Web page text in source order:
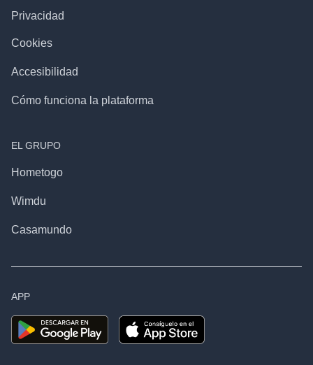
Privacidad
Cookies
Accesibilidad
Cómo funciona la plataforma
EL GRUPO
Hometogo
Wimdu
Casamundo
APP